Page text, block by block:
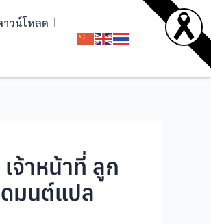
าวน์โหลด
จ้าหน้าที่ ลูก
มนต์แปล